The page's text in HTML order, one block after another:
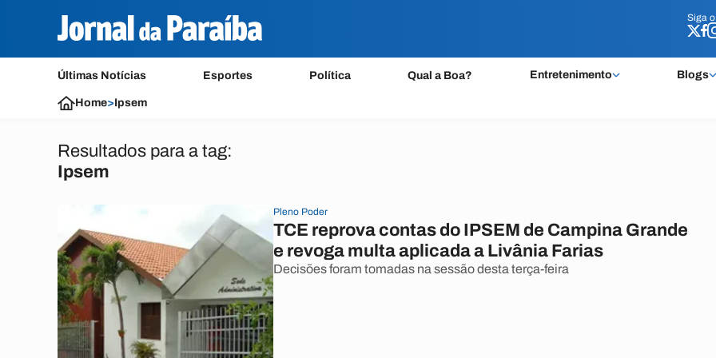
Siga o
Últimas Notícias Esportes Política Qual a Boa? Entretenimento Blogs
Siga o
Home>Ipsem
Resultados para a tag:
Ipsem
Pleno Poder
TCE reprova contas do IPSEM de Campina Grande
e revoga multa aplicada a Livânia Farias
Decisões foram tomadas na sessão desta terça-feira